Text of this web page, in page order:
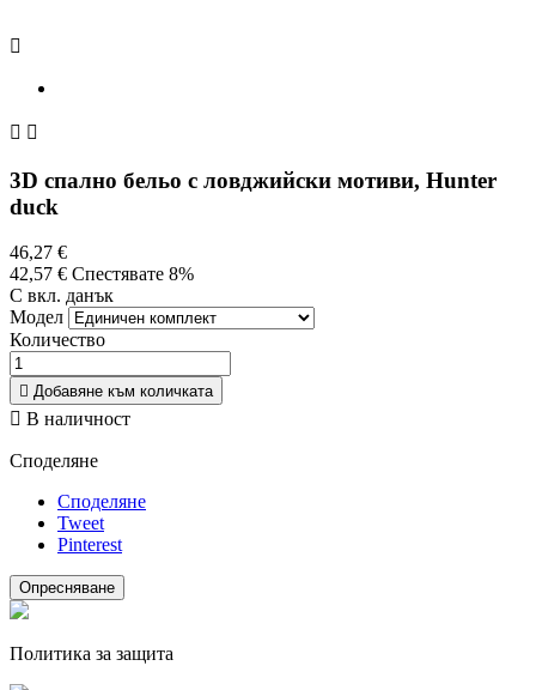

 
3D спално бельо с ловджийски мотиви, Hunter
duck
46,27 €
42,57 € Спестявате 8%
С вкл. данък
Модел
Количество
 Добавяне към количката
 В наличност
Споделяне
Споделяне
Tweet
Pinterest
Политика за защита